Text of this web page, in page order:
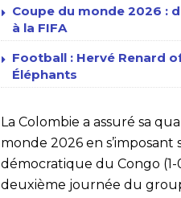
Coupe du monde 2026 :
à la FIFA
Football : Hervé Renard
Éléphants
La Colombie a assuré sa
monde 2026 en
démocratique du Congo
deuxième journée du